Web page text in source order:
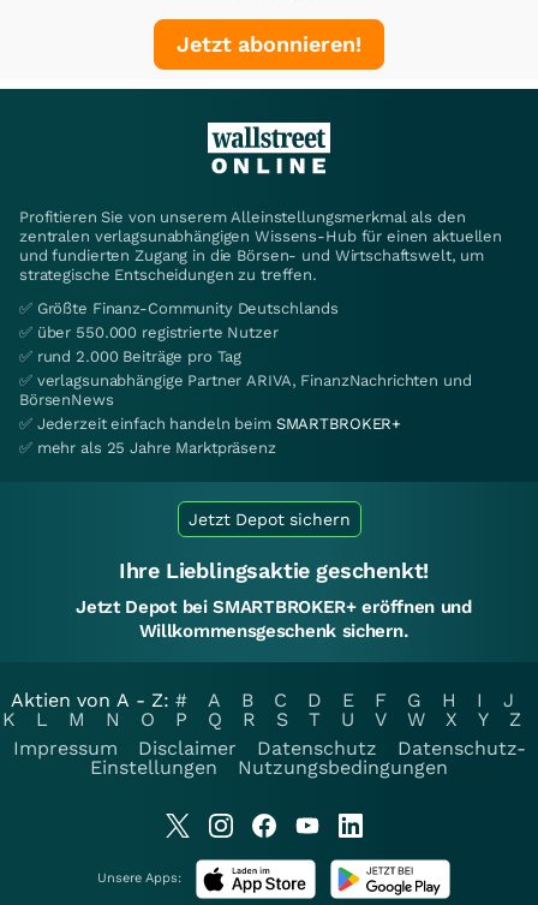
Jetzt abonnieren!
Profitieren Sie von unserem Alleinstellungsmerkmal als den
zentralen verlagsunabhängigen Wissens-Hub für einen aktuellen
und fundierten Zugang in die Börsen- und Wirtschaftswelt, um
strategische Entscheidungen zu treffen.
✅ Größte Finanz-Community Deutschlands
✅ über 550.000 registrierte Nutzer
✅ rund 2.000 Beiträge pro Tag
✅ verlagsunabhängige Partner ARIVA, FinanzNachrichten und
BörsenNews
✅ Jederzeit einfach handeln beim SMARTBROKER+
✅ mehr als 25 Jahre Marktpräsenz
Jetzt Depot sichern
Ihre Lieblingsaktie geschenkt!
Jetzt Depot bei SMARTBROKER+ eröffnen und
Willkommensgeschenk sichern.
Aktien von A - Z: # A B C D E F G H I
J
K
L M N O P Q R S T U V W X Y
Z
Impressum
Disclaimer Datenschutz
Datenschutz-
Einstellungen
Nutzungsbedingungen
Unsere Apps: